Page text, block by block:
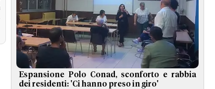
Espansione Polo Conad, sconforto e rabbia
dei residenti: 'Ci hanno preso in giro'